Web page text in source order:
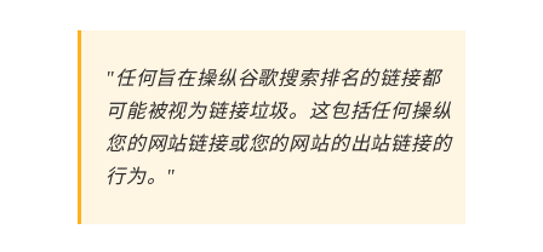
"任何旨在操纵谷歌搜索排名的链接都
可能被视为链接垃圾。这包括任何操纵
您的网站链接或您的网站的出站链接的
行为。"